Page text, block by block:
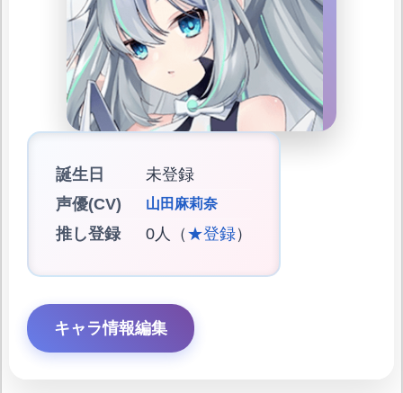
誕生日
未登録
声優(CV)
山田麻莉奈
推し登録 0人（ ★登録）
キャラ情報編集